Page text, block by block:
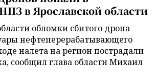
в Ярославской области
обломки сбитого дрона
нефтеперерабатывающего
налета на регион пострадали
сообщил глава области Михаил